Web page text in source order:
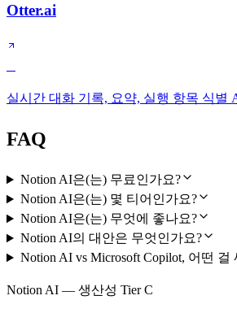
Otter.ai
실시간 대화 기록, 요약, 실행 항목 식별
FAQ
Notion AI은(는) 무료인가요?
Notion AI은(는) 몇 티어인가요?
Notion AI은(는) 무엇에 좋나요?
Notion AI의 대안은 무엇인가요?
Notion AI vs Microsoft Copilot, 어떤 걸
Notion AI — 생산성 Tier C